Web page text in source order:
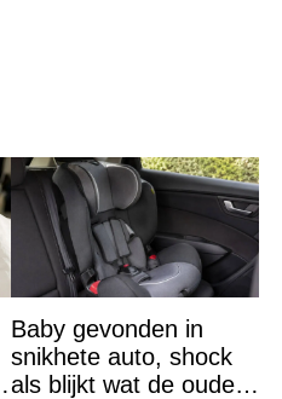
Baby gevonden in
snikhete auto, shock
als blijkt wat de ouders